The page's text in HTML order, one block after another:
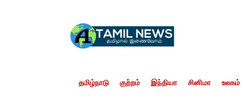
தமிழ்நாடு குற்றம் இந்தியா சினிமா உலகம்